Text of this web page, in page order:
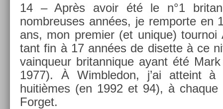
14 – Après avoir été le n°1
nombreuses années, je re­mpor­te en
ans, mon pre­mi­er (et uni­que)
tant fin à 17 années de dis­et­te à ce
vain­queur britan­nique ayant été
1977). À Wimbledon, j’ai at­teint
huitièmes (en 1992 et 94), à
For­get.